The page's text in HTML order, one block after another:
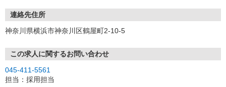
連絡先住所
神奈川県横浜市神奈川区鶴屋町2-10-5
この求人に関するお問い合わせ
045-411-5561
担当：採用担当